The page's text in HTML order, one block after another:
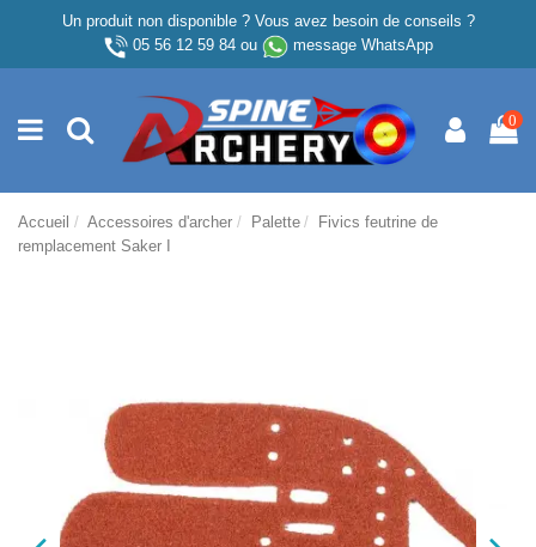
Un produit non disponible ? Vous avez besoin de conseils ?
05 56 12 59 84ou message WhatsApp
0
Accueil Accessoires d'archer Palette
Fivics feutrine de
remplacement Saker I